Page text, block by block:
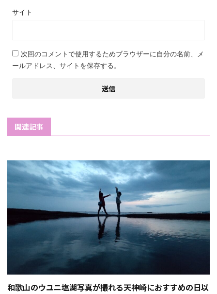
サイト
次回のコメントで使用するためブラウザーに自分の名前、メ
ールアドレス、サイトを保存する。
関連記事
和歌山のウユニ塩湖写真が撮れる天神崎におすすめの日以